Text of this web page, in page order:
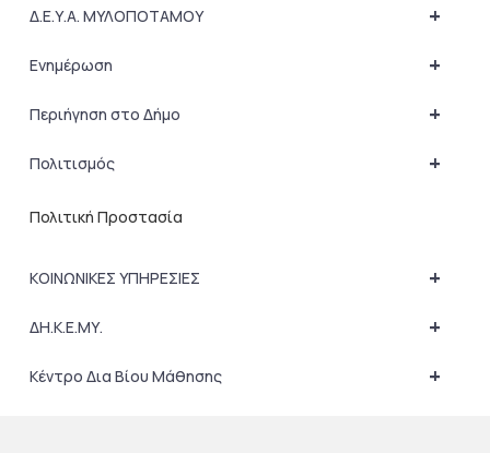
+
Δ.Ε.Υ.Α. ΜΥΛΟΠΟΤΑΜΟΥ
+
Ενημέρωση
+
Περιήγηση στο Δήμο
+
Πολιτισμός
Πολιτική Προστασία
+
ΚΟΙΝΩΝΙΚΕΣ ΥΠΗΡΕΣΙΕΣ
+
ΔΗ.Κ.Ε.ΜΥ.
+
Κέντρο Δια Βίου Μάθησης